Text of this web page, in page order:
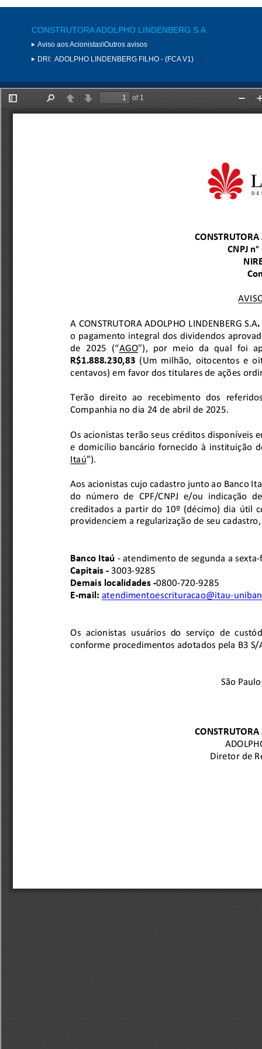
CONSTRUTORA ADOLPHO LINDENBERG S.A.
Aviso aos Acionistas\Outros avisos
DRI: ADOLPHO LINDENBERG FILHO - (FCA V1)